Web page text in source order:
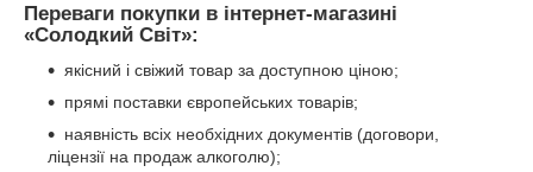
Переваги покупки в інтернет-магазині
«Солодкий Світ»:
якісний і свіжий товар за доступною ціною;
прямі поставки європейських товарів;
наявність всіх необхідних документів (договори,
ліцензії на продаж алкоголю);